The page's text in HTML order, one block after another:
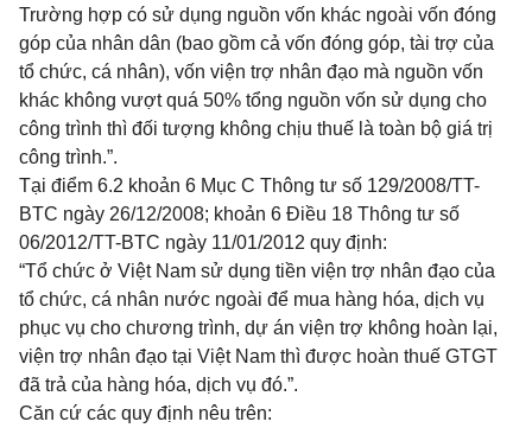
Trường hợp có sử dụng nguồn vốn khác ngoài vốn đóng
góp của nhân dân (bao gồm cả vốn đóng góp, tài trợ của
tổ chức, cá nhân), vốn viện trợ nhân đạo mà nguồn vốn
khác không vượt quá 50% tổng nguồn vốn sử dụng cho
công trình thì đối tượng không chịu thuế là toàn bộ giá trị
công trình.”.
Tại điểm 6.2 khoản 6 Mục C Thông tư số 129/2008/TT-
BTC ngày 26/12/2008; khoản 6 Điều 18 Thông tư số
06/2012/TT-BTC ngày 11/01/2012 quy định:
“Tổ chức ở Việt Nam sử dụng tiền viện trợ nhân đạo của
tổ chức, cá nhân nước ngoài để mua hàng hóa, dịch vụ
phục vụ cho chương trình, dự án viện trợ không hoàn lại,
viện trợ nhân đạo tại Việt Nam thì được hoàn thuế GTGT
đã trả của hàng hóa, dịch vụ đó.”.
Căn cứ các quy định nêu trên: